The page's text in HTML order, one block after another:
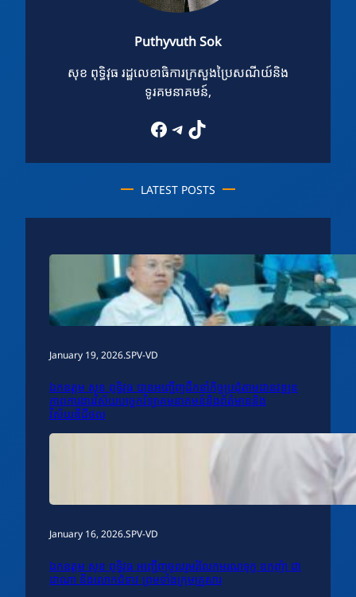
Puthyvuth Sok
សុខ ពុទ្ធិវុធ រដ្ឋលេខាធិការក្រសួងប្រៃសណីយ៍និង
ទូរគមនាគមន៍,
Facebook Telegram TikTok
LATEST POSTS
January 19, 2026.SPV-VD
ឯកឧត្តម សុខ ពុទ្ធិវុធ បានអញ្ជើញដឹកនាំកិច្ចប្រជុំតាមដានវឌ្ឍន
ភាពការងារវិស័យបច្ចេកវិទ្យាគមនាគមន៍និងព័ត៌មាននិង
វិស័យឌីជីថល
January 16, 2026.SPV-VD
ឯកឧត្តម សុខ ពុទ្ធិវុធ អញ្ជើញចូលរួមរំលែកមរណទុក្ខ ឧកញ៉ា ជា
ដាណា និងលោកជំទាវ ព្រមទាំងក្រុមគ្រួសារ